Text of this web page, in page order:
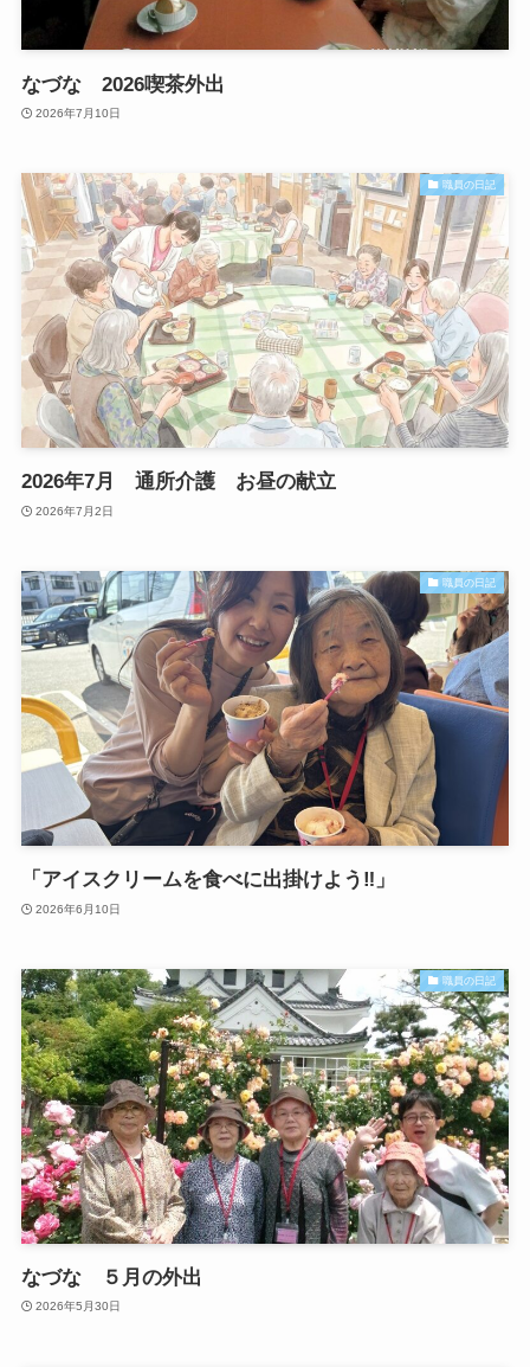
なづな 2026喫茶外出
2026年7月10日
職員の日記
2026年7月 通所介護 お昼の献立
2026年7月2日
職員の日記
「アイスクリームを食べに出掛けよう‼」
2026年6月10日
職員の日記
なづな ５月の外出
2026年5月30日